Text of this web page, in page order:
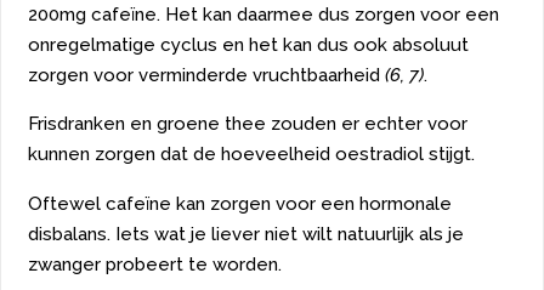
200mg cafeïne. Het kan daarmee dus zorgen voor een
onregelmatige cyclus en het kan dus ook absoluut
zorgen voor verminderde vruchtbaarheid(6, 7).
Frisdranken en groene thee zouden er echter voor
kunnen zorgen dat de hoeveelheid oestradiol stijgt.
Oftewel cafeïne kan zorgen voor een hormonale
disbalans. Iets wat je liever niet wilt natuurlijk als je
zwanger probeert te worden.